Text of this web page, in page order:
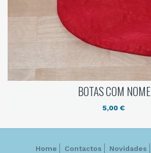
BOTAS COM NOME
5,00 €
Home Contactos Novidades